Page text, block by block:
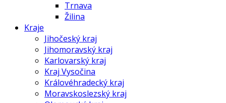
Trnava
Žilina
Kraje
Jihočeský kraj
Jihomoravský kraj
Karlovarský kraj
Kraj Vysočina
Královéhradecký kraj
Moravskoslezský kraj